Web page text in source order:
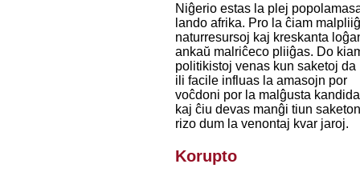
Niĝerio estas la plej
lando afrika. Pro la ĉiam
naturresursoj kaj kreskanta
ankaŭ malriĉeco pliiĝas. Do
politikistoj venas kun saketoj da
ili facile influas la amasojn por
voĉdoni por la malĝusta
kaj ĉiu devas manĝi tiun
rizo dum la venontaj kvar jaroj.
Korupto